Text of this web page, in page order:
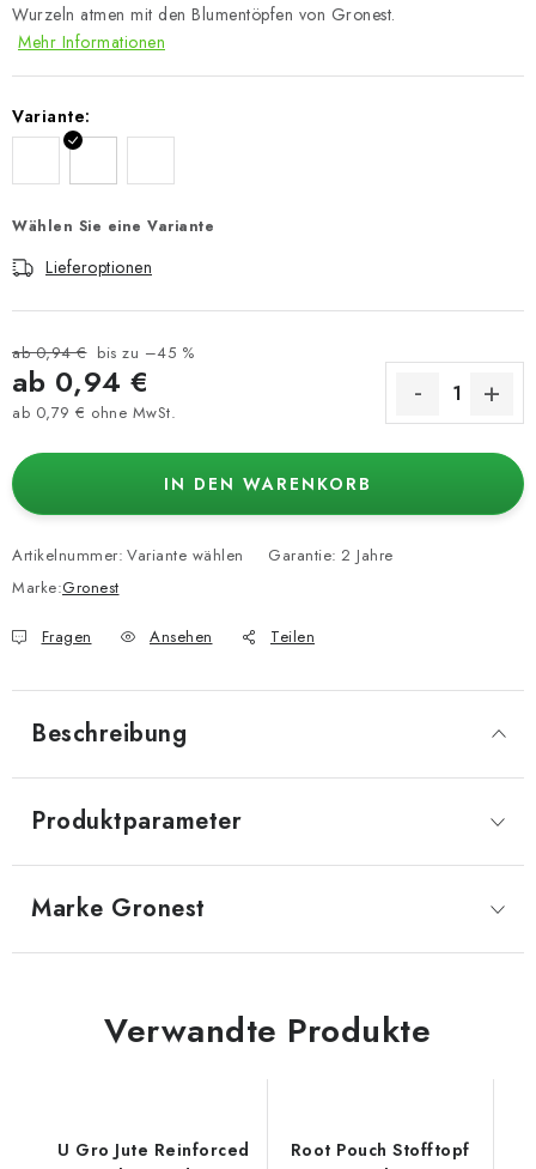
Wurzeln atmen mit den Blumentöpfen von Gronest.
Mehr Informationen
Variante:
Wählen Sie eine Variante
Lieferoptionen
ab 0,94 € bis zu –45 %
ab 0,94 €
ab 0,79 € ohne MwSt.
IN DEN WARENKORB
Artikelnummer: Variante wählen
Marke:Gronest
Garantie: 2 Jahre
Fragen Ansehen Teilen
Beschreibung
Produktparameter
Marke Gronest
Verwandte Produkte
U Gro Jute Reinforced
Root Pouch Stofftopf